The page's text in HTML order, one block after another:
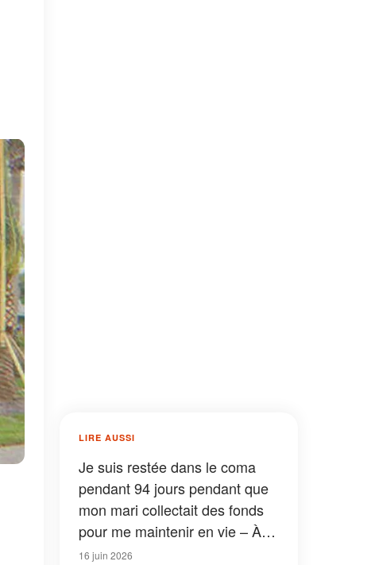
LIRE AUSSI
Je suis restée dans le coma
pendant 94 jours pendant que
mon mari collectait des fonds
pour me maintenir en vie – À
mon réveil, une infirmière m’a
16 juin 2026